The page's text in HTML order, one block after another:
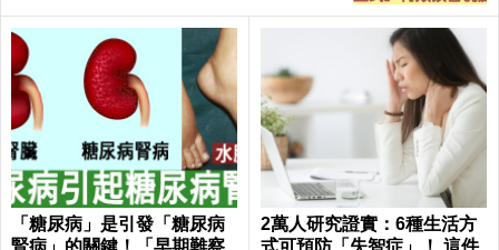
「糖尿病」是引發「糖尿病
腎病」的關鍵！「早期難察
2萬人研究證實：6種生活方
式可預防「失智症」！ 這件